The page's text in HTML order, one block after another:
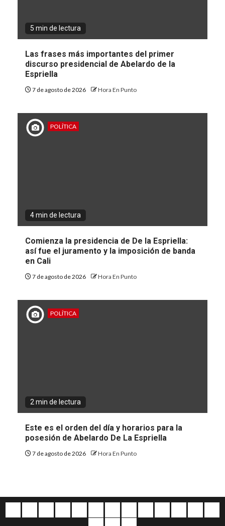
5 min de lectura
Las frases más importantes del primer
discurso presidencial de Abelardo de la
Espriella
7 de agosto de 2026 Hora En Punto
POLÍTICA
4 min de lectura
Comienza la presidencia de De la Espriella:
así fue el juramento y la imposición de banda
en Cali
7 de agosto de 2026 Hora En Punto
POLÍTICA
2 min de lectura
Este es el orden del día y horarios para la
posesión de Abelardo De La Espriella
7 de agosto de 2026 Hora En Punto